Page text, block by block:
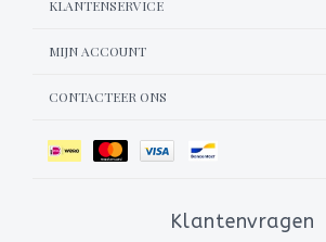
KLANTENSERVICE
MIJN ACCOUNT
CONTACTEER ONS
Klantenvragen